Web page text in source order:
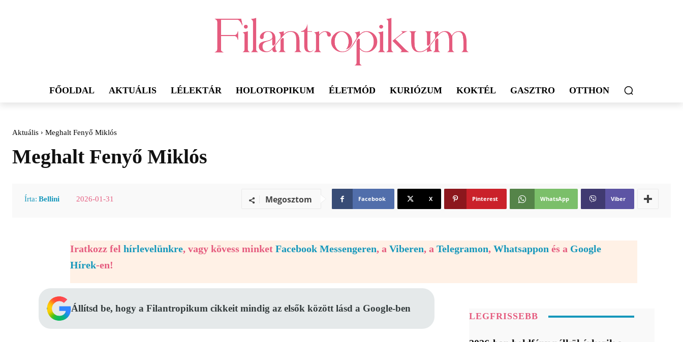
FŐOLDAL AKTUÁLIS LÉLEKTÁR HOLOTROPIKUM ÉLETMÓD KURIÓZUM KOKTÉL GASZTRO OTTHON
Aktuális Meghalt Fenyő Miklós
Meghalt Fenyő Miklós
Írta: Bellini 2026-01-31 Megosztom Facebook X Pinterest WhatsApp Viber
Iratkozz fel hírlevelünkre, vagy kövess minket Facebook Messengeren, a Viberen, a Telegramon, Whatsappon és a Google
Hírek-en!
Állítsd be, hogy a Filantropikum cikkeit mindig az elsők között lásd a Google-ben
LEGFRISSEBB